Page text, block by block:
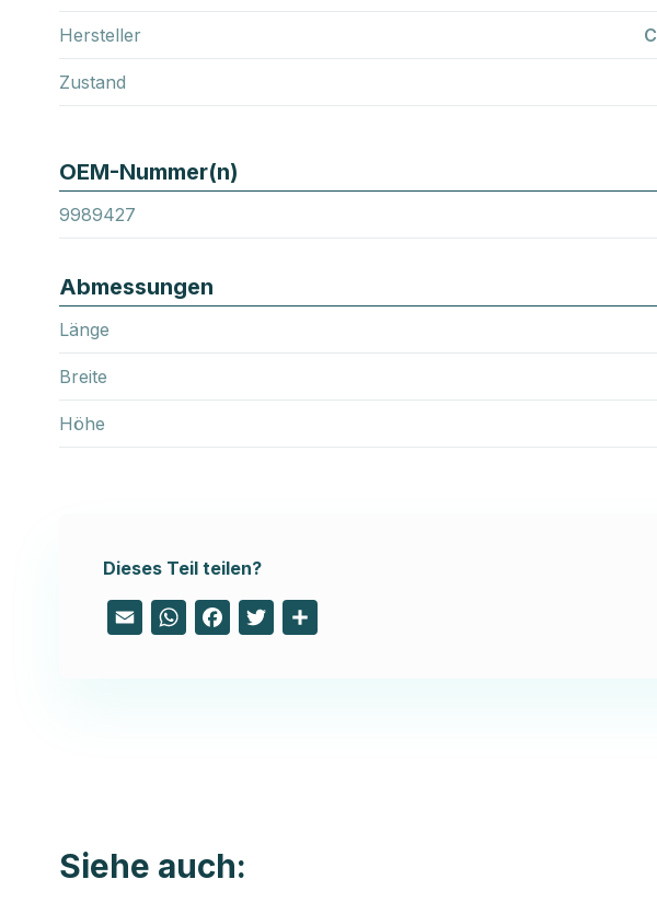
Hersteller
Zustand
OEM-Nummer(n)
9989427
Abmessungen
Länge
Breite
Höhe
Dieses Teil teilen?
Email WhatsApp
FacebookTwitter
Siehe auch: